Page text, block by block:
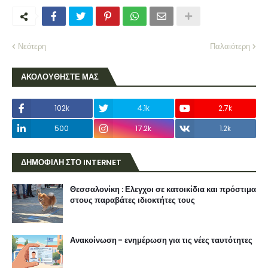
Νεότερη Παλαιότερη
ΑΚΟΛΟΥΘΗΣΤΕ ΜΑΣ
102k 4.1k
2.7k
500
17.2k 1.2k
ΔΗΜΟΦΙΛΗ ΣΤΟ INTERNET
Θεσσαλονίκη : Ελεγχοι σε κατοικίδια και πρόστιμα
στους παραβάτες ιδιοκτήτες τους
Ανακοίνωση - ενημέρωση για τις νέες ταυτότητες